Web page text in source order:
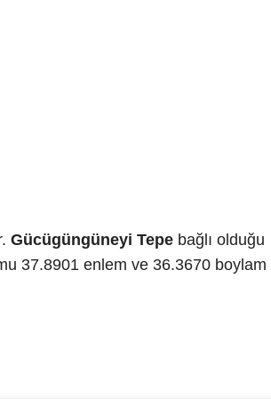
Gücügüngüneyi Tepe bağlı olduğu
37.8901 enlem ve 36.3670 boylam